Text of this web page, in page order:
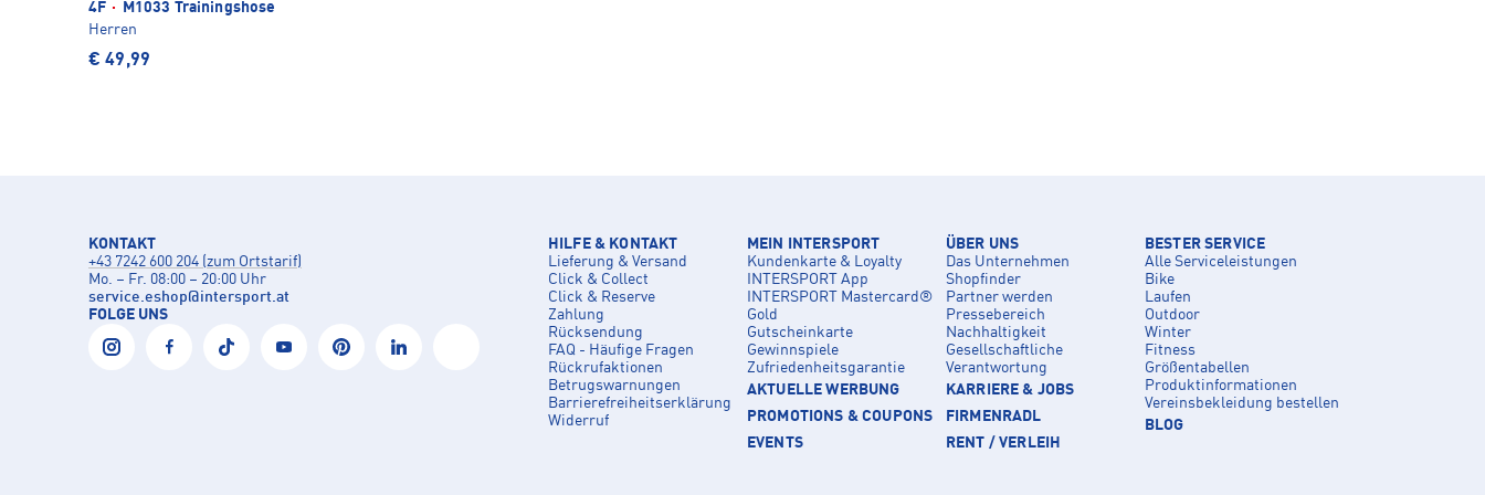
4F ·
M1033 Trainingshose
Herren
€ 49,99
KONTAKT
+43 7242 600 204 (zum Ortstarif)
Mo. – Fr. 08:00 – 20:00 Uhr
service.eshop@intersport.at
FOLGE UNS
HILFE & KONTAKT
Lieferung & Versand
Click & Collect
Click & Reserve
Zahlung
Rücksendung
FAQ - Häufige Fragen
Rückrufaktionen
Betrugswarnungen
Barrierefreiheitserklärung
Widerruf
MEIN INTERSPORT
Kundenkarte & Loyalty
INTERSPORT App
INTERSPORT Mastercard®
Gold
Gutscheinkarte
Gewinnspiele
Zufriedenheitsgarantie
AKTUELLE WERBUNG
PROMOTIONS & COUPONS
EVENTS
ÜBER UNS
Das Unternehmen
Shopfinder
Partner werden
Pressebereich
Nachhaltigkeit
Gesellschaftliche
Verantwortung
KARRIERE & JOBS
FIRMENRADL
RENT / VERLEIH
BESTER SERVICE
Alle Serviceleistungen
Bike
Laufen
Outdoor
Winter
Fitness
Größentabellen
Produktinformationen
Vereinsbekleidung bestellen
BLOG